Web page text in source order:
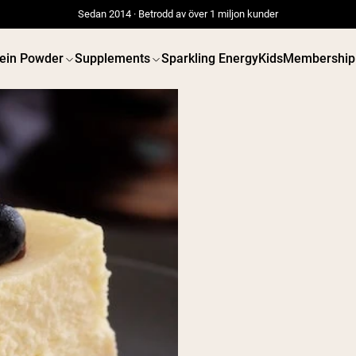
Sedan 2014 · Betrodd av över 1 miljon kunder
Powder Supplements Sparkling EnergyKidsMembership
Gräsbetat vassleprotein
Vassleisolat från
gräsbetande djur
Getproteinpulver från
get
Micellärt kasein
Mass Gainer
Proteinkaffe
Shop All Protein Powders